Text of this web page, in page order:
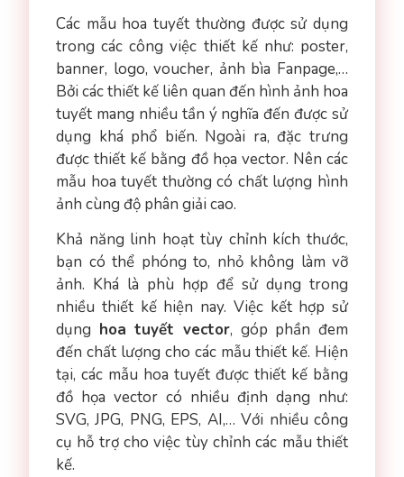
Các mẫu hoa tuyết thường được sử dụng
trong các công việc thiết kế như: poster,
banner, logo, voucher, ảnh bìa Fanpage,…
Bởi các thiết kế liên quan đến hình ảnh hoa
tuyết mang nhiều tần ý nghĩa đến được sử
dụng khá phổ biến. Ngoài ra, đặc trưng
được thiết kế bằng đồ họa vector. Nên các
mẫu hoa tuyết thường có chất lượng hình
ảnh cùng độ phân giải cao.
Khả năng linh hoạt tùy chỉnh kích thước,
bạn có thể phóng to, nhỏ không làm vỡ
ảnh. Khá là phù hợp để sử dụng trong
nhiều thiết kế hiện nay. Việc kết hợp sử
dụng hoa tuyết vector, góp phần đem
đến chất lượng cho các mẫu thiết kế. Hiện
tại, các mẫu hoa tuyết được thiết kế bằng
đồ họa vector có nhiều định dạng như:
SVG, JPG, PNG, EPS, AI,… Với nhiều công
cụ hỗ trợ cho việc tùy chỉnh các mẫu thiết
kế.